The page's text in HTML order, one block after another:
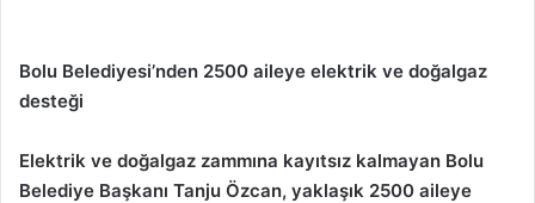
Bolu Belediyesi’nden 2500 aileye elektrik ve doğalgaz
desteği
Elektrik ve doğalgaz zammına kayıtsız kalmayan Bolu
Belediye Başkanı Tanju Özcan, yaklaşık 2500 aileye